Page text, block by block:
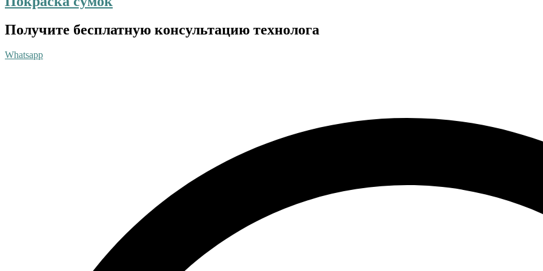
Получите бесплатную консультацию технолога
Whatsapp